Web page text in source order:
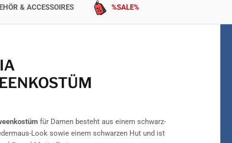
& ACCESSOIRES %SALE%
für Damen besteht aus einem schwarz-
Look sowie einem schwarzen Hut und ist